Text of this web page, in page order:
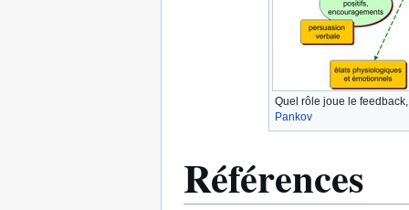
Quel rôle joue le
Pankov
Références